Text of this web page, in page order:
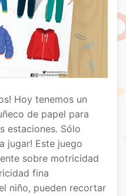
Hoy tenemos un
de papel para
estaciones. Sólo
jugar! Este juego
sobre motricidad
fina
niño, pueden recortar